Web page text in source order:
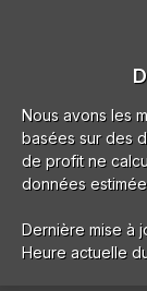
Nous avons les
basées sur des
de profit ne
données
Dernière mise à
Heure actuelle